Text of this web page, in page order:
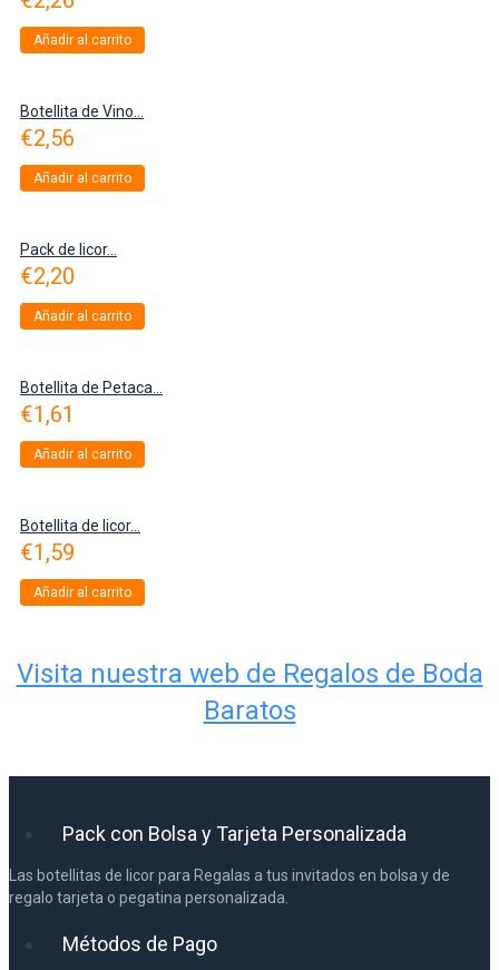
Añadir al carrito
Botellita de Vino...
€2,56
Añadir al carrito
Pack de licor...
€2,20
Añadir al carrito
Botellita de Petaca...
€1,61
Añadir al carrito
Botellita de licor...
€1,59
Añadir al carrito
Visita nuestra web de Regalos de Boda
Baratos
Pack con Bolsa y Tarjeta Personalizada
Las botellitas de licor para Regalas a tus invitados en bolsa y de
regalo tarjeta o pegatina personalizada.
Métodos de Pago